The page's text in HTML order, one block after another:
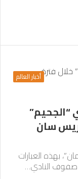
أخبار العالم
سان
بهذه العبارات
صفوف النادي…